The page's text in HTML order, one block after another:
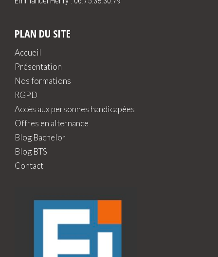
PLAN DU SITE
Accueil
Présentation
Nos formations
RGPD
Accès aux personnes handicapées
Offres en alternance
Blog Bachelor
Blog BTS
Contact